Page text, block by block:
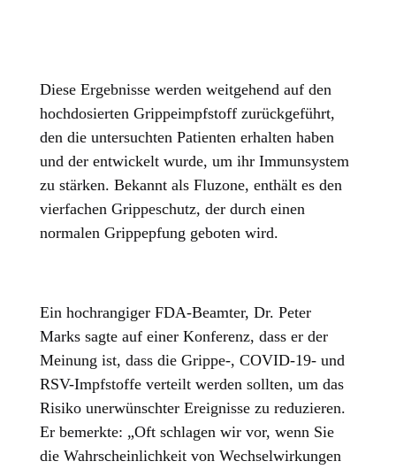
Diese Ergebnisse werden weitgehend auf den
hochdosierten Grippeimpfstoff zurückgeführt,
den die untersuchten Patienten erhalten haben
und der entwickelt wurde, um ihr Immunsystem
zu stärken. Bekannt als Fluzone, enthält es den
vierfachen Grippeschutz, der durch einen
normalen Grippepfung geboten wird.
Ein hochrangiger FDA-Beamter, Dr. Peter
Marks sagte auf einer Konferenz, dass er der
Meinung ist, dass die Grippe-, COVID-19- und
RSV-Impfstoffe verteilt werden sollten, um das
Risiko unerwünschter Ereignisse zu reduzieren.
Er bemerkte: „Oft schlagen wir vor, wenn Sie
die Wahrscheinlichkeit von Wechselwirkungen